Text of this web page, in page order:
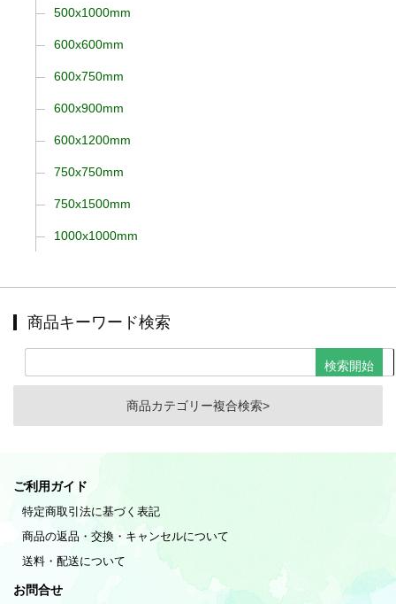
500x1000mm
600x600mm
600x750mm
600x900mm
600x1200mm
750x750mm
750x1500mm
1000x1000mm
商品キーワード検索
商品カテゴリー複合検索>
ご利用ガイド
特定商取引法に基づく表記
商品の返品・交換・キャンセルについて
送料・配送について
お問合せ